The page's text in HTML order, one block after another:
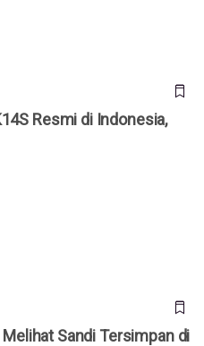
Resmi di Indonesia,
Sandi Tersimpan di